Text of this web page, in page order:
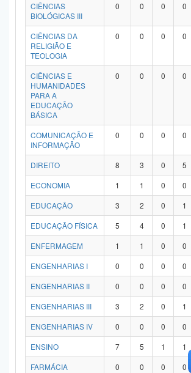
CIÊNCIAS
BIOLÓGICAS III
0 0 0 0
CIÊNCIAS DA
RELIGIÃO E
TEOLOGIA
0 0 0 0
CIÊNCIAS E
HUMANIDADES
PARA A
EDUCAÇÃO
BÁSICA
0 0 0 0
COMUNICAÇÃO E
INFORMAÇÃO
0 0 0 0
DIREITO 8 3 0 5
ECONOMIA
1 1 0 0
EDUCAÇÃO
3 2 0 1
EDUCAÇÃO FÍSICA
5 4 0 1
ENFERMAGEM
1 1 0 0
ENGENHARIAS I
0 0 0 0
ENGENHARIAS II
0 0 0 0
ENGENHARIAS III
3 2 0 1
ENGENHARIAS IV
0 0 0 0
ENSINO
7 5 1 1
FARMÁCIA
0 0 0 0